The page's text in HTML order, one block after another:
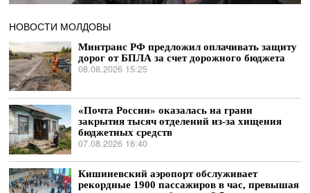
НОВОСТИ МОЛДОВЫ
Минтранс РФ предложил оплачивать защиту
дорог от БПЛА за счет дорожного бюджета
08.08.2026 15:25
«Почта России» оказалась на грани
закрытия тысяч отделений из-за хищения
бюджетных средств
07.08.2026 16:40
Кишиневский аэропорт обслуживает
рекордные 1900 пассажиров в час, превышая